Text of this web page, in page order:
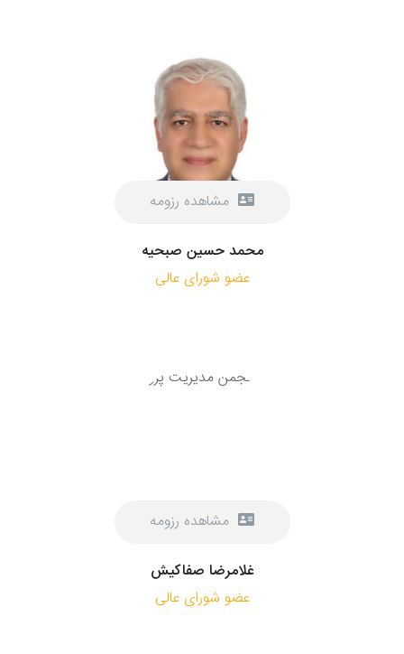
مشاهده رزومه
محمد حسین صبحیه
عضو شورای عالی
مشاهده رزومه
غلامرضا صفاکیش
عضو شورای عالی